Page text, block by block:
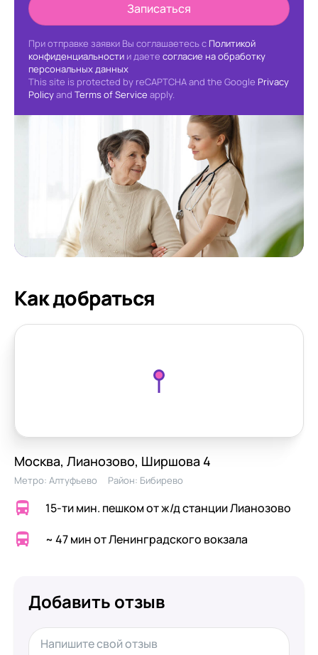
Записаться
При отправке заявки Вы соглашаетесь с Политикой
конфиденциальности и даете согласие на обработку
персональных данных
This site is protected by reCAPTCHA and the Google Privacy
Policyand Terms of Service apply.
Как добраться
Москва, Лианозово, Ширшова 4
Метро: Алтуфьево Район: Бибирево
15-ти мин. пешком от ж/д станции Лианозово
~ 47 мин от Ленинградского вокзала
Добавить отзыв